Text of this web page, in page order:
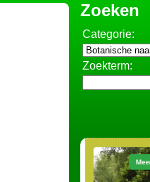
Zoeken
Categorie:
Zoekterm: